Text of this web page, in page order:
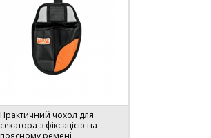
Практичний чохол для
секатора з фіксацією на
поясному ремені